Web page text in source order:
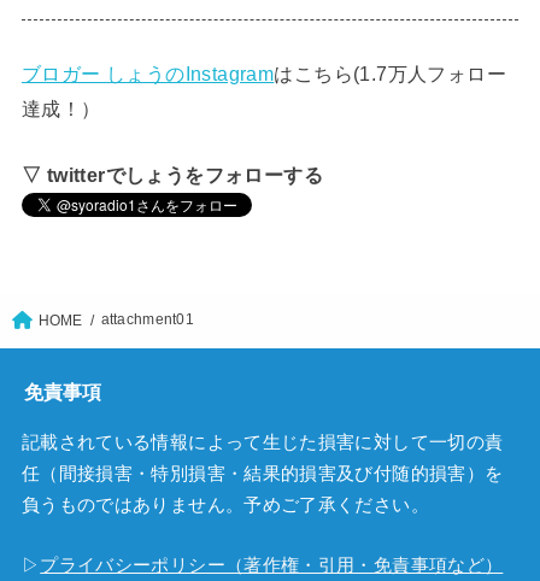
ブロガー しょうのInstagramはこちら(1.7万人フォロー
達成！）
▽ twitterでしょうをフォローする
HOME attachment01
免責事項
記載されている情報によって生じた損害に対して一切の責
任（間接損害・特別損害・結果的損害及び付随的損害）を
負うものではありません。予めご了承ください。
▷ プライバシーポリシー（著作権・引用・免責事項など）